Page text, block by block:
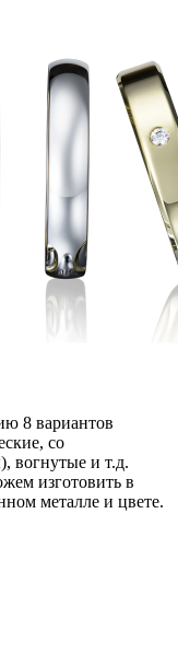
8 вариантов
со
вогнутые и т.д.
изготовить в
металле и цвете.